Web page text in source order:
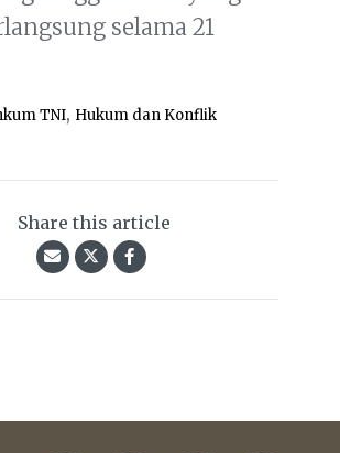
selama 21
TNI, Hukum dan Konflik
Share this article